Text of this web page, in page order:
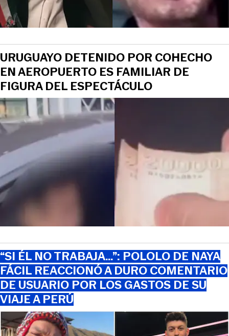
URUGUAYO DETENIDO POR COHECHO
EN AEROPUERTO ES FAMILIAR DE
FIGURA DEL ESPECTÁCULO
“SI ÉL NO TRABAJA…”: POLOLO DE NAYA
FÁCIL REACCIONÓ A DURO COMENTARIO
DE USUARIO POR LOS GASTOS DE SU
VIAJE A PERÚ